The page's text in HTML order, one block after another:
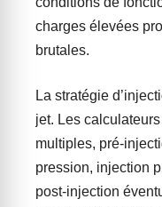
charges élevées
brutales.
La stratégie
jet. Les
multiples, pré-
pression, injection
post-injection